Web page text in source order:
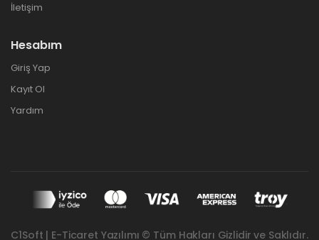
İletişim
Hesabım
Giriş Yap
Kayıt Ol
Yardım
C1Soft | E-Ticaret Yazılımı © Tüm Hakları Gizlidir ve Saklıdır.